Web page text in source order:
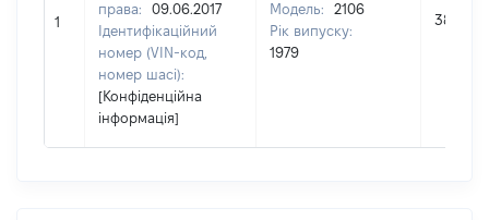
1
права:
09.06.2017
Ідентифікаційний
номер (VIN-код,
номер шасі):
[Конфіденційна
інформація]
Модель:
2106
Рік випуску:
1979
38000